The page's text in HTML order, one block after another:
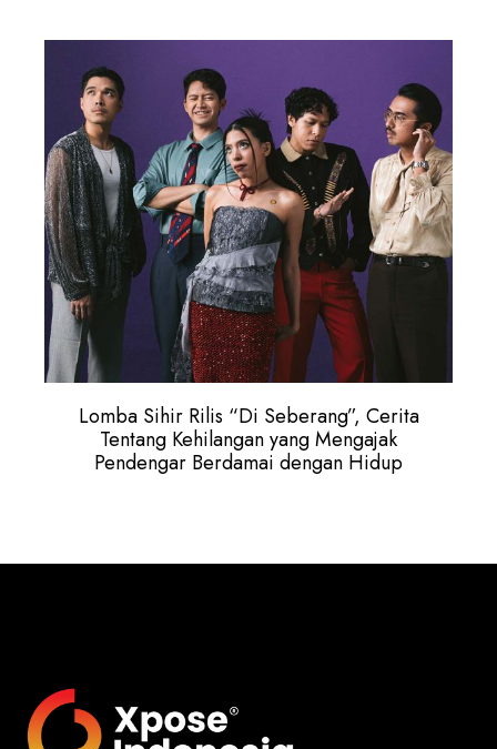
Lomba Sihir Rilis “Di Seberang”, Cerita
Tentang Kehilangan yang Mengajak
Pendengar Berdamai dengan Hidup